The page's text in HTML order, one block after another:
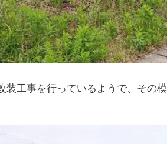
装工事を行っているようで、その